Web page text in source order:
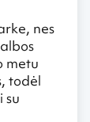
nes
metu
todėl
su